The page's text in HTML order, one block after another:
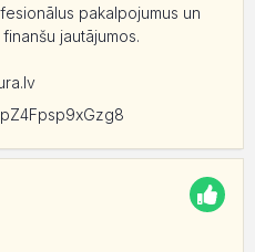
pakalpojumus un
jautājumos.